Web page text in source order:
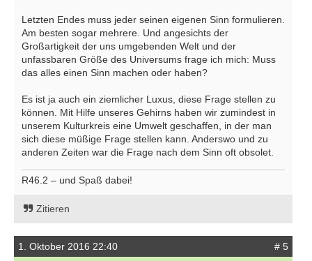
Letzten Endes muss jeder seinen eigenen Sinn formulieren.
Am besten sogar mehrere. Und angesichts der
Großartigkeit der uns umgebenden Welt und der
unfassbaren Größe des Universums frage ich mich: Muss
das alles einen Sinn machen oder haben?
Es ist ja auch ein ziemlicher Luxus, diese Frage stellen zu
können. Mit Hilfe unseres Gehirns haben wir zumindest in
unserem Kulturkreis eine Umwelt geschaffen, in der man
sich diese müßige Frage stellen kann. Anderswo und zu
anderen Zeiten war die Frage nach dem Sinn oft obsolet.
R46.2 – und Spaß dabei!
Zitieren
1. Oktober 2016 22:40
# 5